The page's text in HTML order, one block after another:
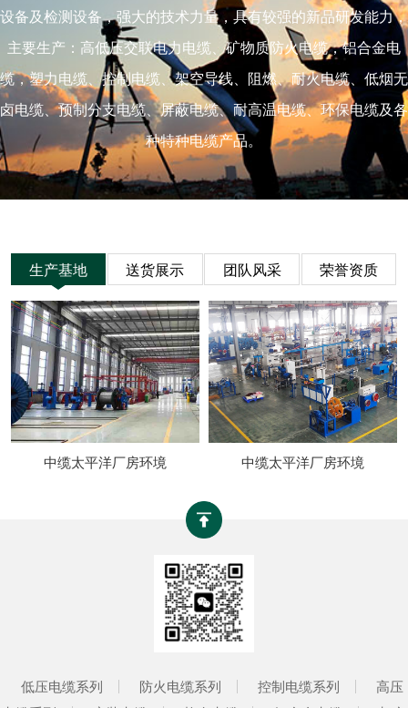
设备及检测设备，强大的技术力量，具有较强的新品研发能力，
主要生产：高低压交联电力电缆、矿物质防火电缆，铝合金电
缆，塑力电缆、控制电缆、架空导线、阻燃、耐火电缆、低烟无
卤电缆、预制分支电缆、屏蔽电缆、耐高温电缆、环保电缆及各
种特种电缆产品。
生产基地 送货展示 团队风采 荣誉资质
中缆太平洋厂房环境 中缆太平洋厂房环境
低压电缆系列 防火电缆系列 控制电缆系列
高压